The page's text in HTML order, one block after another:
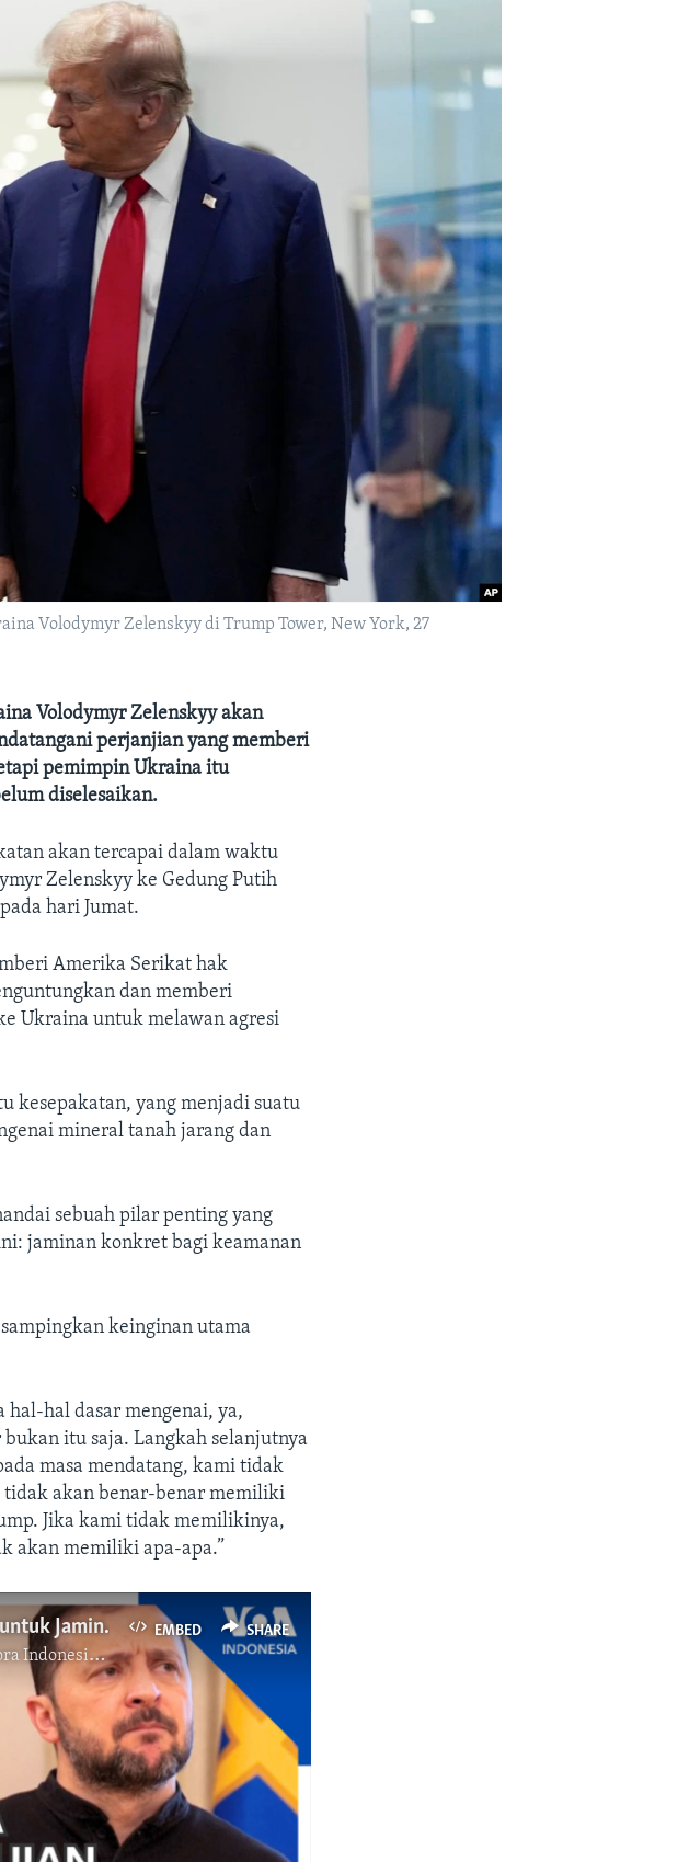
Volodymyr Zelenskyy di Trump Tower, New York, 27
Volodymyr Zelenskyy akan
perjanjian yang memberi
pemimpin Ukraina itu
diselesaikan.
akan tercapai dalam waktu
Zelenskyy ke Gedung Putih
hari Jumat.
Amerika Serikat hak
dan memberi
Ukraina untuk melawan agresi
kesepakatan, yang menjadi suatu
mineral tanah jarang dan
sebuah pilar penting yang
jaminan konkret bagi keamanan
keinginan utama
hal-hal dasar mengenai, ya,
itu saja. Langkah selanjutnya
masa mendatang, kami tidak
akan benar-benar memiliki
Jika kami tidak memilikinya,
akan memiliki apa-apa.”
EMBED SHARE
Amerika-Ukraina Upayakan Perjanjian Mineral untuk Jaminan Pertahanan Melawan Rusia
di AS
available